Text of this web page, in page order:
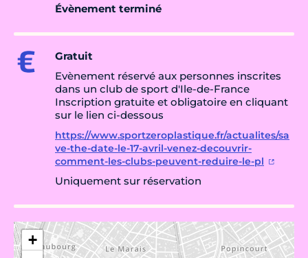
Évènement terminé
Gratuit
Evènement réservé aux personnes inscrites
dans un club de sport d'Ile-de-France
Inscription gratuite et obligatoire en cliquant
sur le lien ci-dessous
https://www.sportzeroplastique.fr/actualites/sa
ve-the-date-le-17-avril-venez-decouvrir-
comment-les-clubs-peuvent-reduire-le-pl
Uniquement sur réservation
+